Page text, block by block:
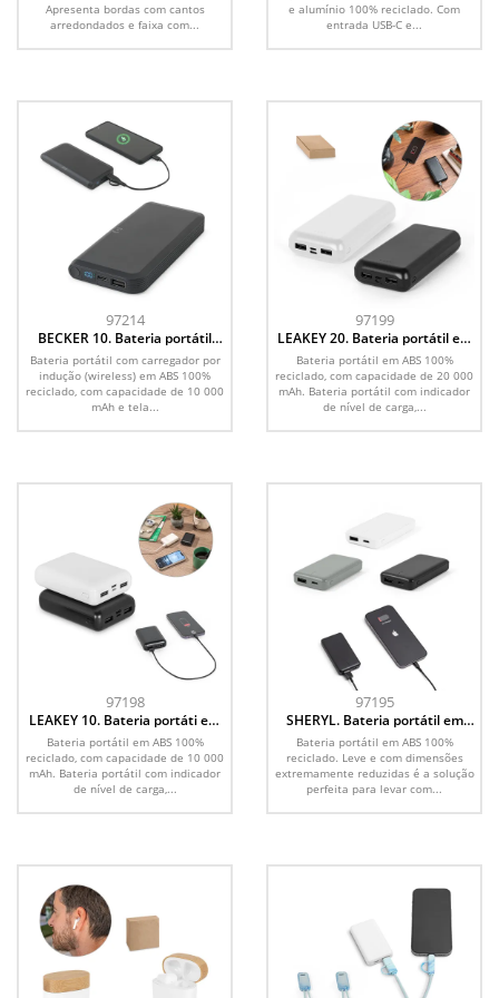
Apresenta bordas com cantos
arredondados e faixa com...
e alumínio 100% reciclado. Com
entrada USB-C e...
97214
BECKER 10. Bateria portátil
com carregador por indução
super-rápido (10 000 mAh), em
ABS 100% reciclado
Bateria portátil com carregador por
indução (wireless) em ABS 100%
reciclado, com capacidade de 10 000
mAh e tela...
97199
LEAKEY 20. Bateria portátil em
ABS 100% reciclado (20 000
mAh)
Bateria portátil em ABS 100%
reciclado, com capacidade de 20 000
mAh. Bateria portátil com indicador
de nível de carga,...
97198
LEAKEY 10. Bateria portáti em
ABS 100% reciclado (10 000
mAh)
Bateria portátil em ABS 100%
reciclado, com capacidade de 10 000
mAh. Bateria portátil com indicador
de nível de carga,...
97195
SHERYL. Bateria portátil em
ABS 100% reciclado (4 000
mAh)
Bateria portátil em ABS 100%
reciclado. Leve e com dimensões
extremamente reduzidas é a solução
perfeita para levar com...